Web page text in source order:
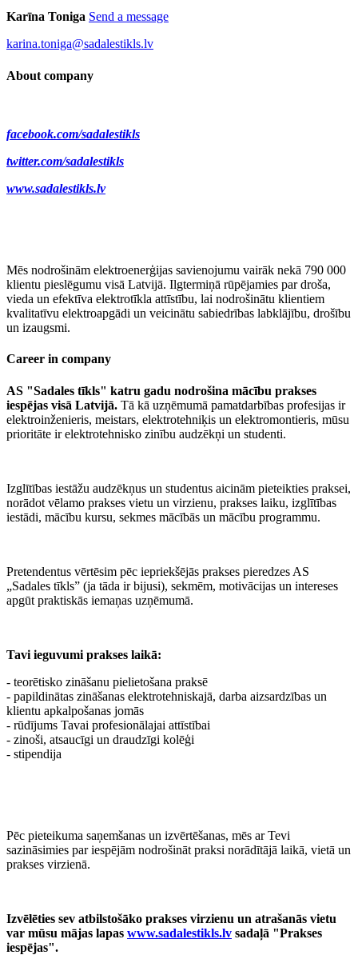
Karīna Toniga Send a message
karina.toniga@sadalestikls.lv
About company
facebook.com/sadalestikls
twitter.com/sadalestikls
www.sadalestikls.lv
Mēs nodrošinām elektroenerģijas savienojumu vairāk nekā 790 000
klientu pieslēgumu visā Latvijā. Ilgtermiņā rūpējamies par droša,
vieda un efektīva elektrotīkla attīstību, lai nodrošinātu klientiem
kvalitatīvu elektroapgādi un veicinātu sabiedrības labklājību, drošību
un izaugsmi.
Career in company
AS "Sadales tīkls" katru gadu nodrošina mācību prakses
iespējas visā Latvijā. Tā kā uzņēmumā pamatdarbības profesijas ir
elektroinženieris, meistars, elektrotehniķis un elektromontieris, mūsu
prioritāte ir elektrotehnisko zinību audzēkņi un studenti.
Izglītības iestāžu audzēkņus un studentus aicinām pieteikties praksei,
norādot vēlamo prakses vietu un virzienu, prakses laiku, izglītības
iestādi, mācību kursu, sekmes mācībās un mācību programmu.
Pretendentus vērtēsim pēc iepriekšējās prakses pieredzes AS
„Sadales tīkls” (ja tāda ir bijusi), sekmēm, motivācijas un intereses
apgūt praktiskās iemaņas uzņēmumā.
Tavi ieguvumi prakses laikā:
- teorētisko zināšanu pielietošana praksē
- papildinātas zināšanas elektrotehniskajā, darba aizsardzības un
klientu apkalpošanas jomās
- rūdījums Tavai profesionālajai attīstībai
- zinoši, atsaucīgi un draudzīgi kolēģi
- stipendija
Pēc pieteikuma saņemšanas un izvērtēšanas, mēs ar Tevi
sazināsimies par iespējām nodrošināt praksi norādītājā laikā, vietā un
prakses virzienā.
Izvēlēties sev atbilstošāko prakses virzienu un atrašanās vietu
var mūsu mājas lapas www.sadalestikls.lv sadaļā "Prakses
iespējas".